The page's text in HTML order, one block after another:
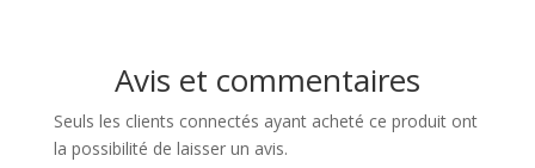
Avis et commentaires
Seuls les clients connectés ayant acheté ce produit ont
la possibilité de laisser un avis.